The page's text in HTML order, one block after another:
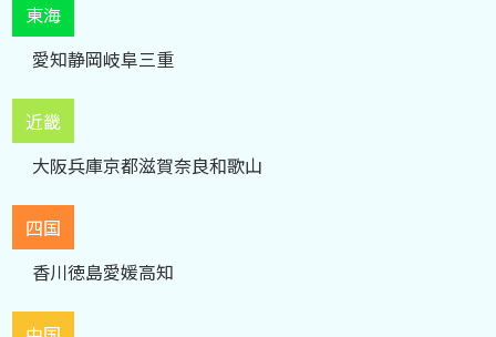
東海
愛知静岡岐阜三重
近畿
大阪兵庫京都滋賀奈良和歌山
四国
香川徳島愛媛高知